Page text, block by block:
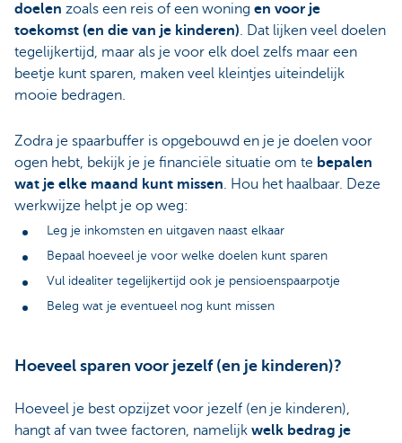
doelen zoals een reis of een woning en voor je
toekomst (en die van je kinderen). Dat lijken veel doelen
tegelijkertijd, maar als je voor elk doel zelfs maar een
beetje kunt sparen, maken veel kleintjes uiteindelijk
mooie bedragen.
Zodra je spaarbuffer is opgebouwd en je je doelen voor
ogen hebt, bekijk je je financiële situatie om te bepalen
wat je elke maand kunt missen. Hou het haalbaar. Deze
werkwijze helpt je op weg:
Leg je inkomsten en uitgaven naast elkaar
Bepaal hoeveel je voor welke doelen kunt sparen
Vul idealiter tegelijkertijd ook je pensioenspaarpotje
Beleg wat je eventueel nog kunt missen
Hoeveel sparen voor jezelf (en je kinderen)?
Hoeveel je best opzijzet voor jezelf (en je kinderen),
hangt af van twee factoren, namelijk welk bedrag je